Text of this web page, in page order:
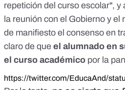
repetición del curso escolar", y
la reunión con el Gobierno y el
de manifiesto el consenso en
claro de que el alumnado en
el curso académico por la
https://twitter.com/EducaAnd/